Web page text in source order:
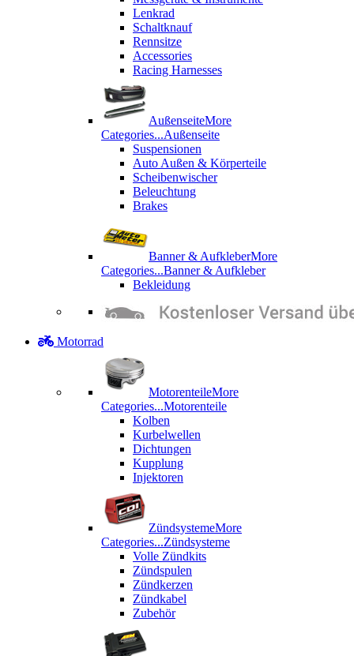
Lenkrad
Schaltknauf
Rennsitze
Accessories
Racing Harnesses
AußenseiteMore
Categories...Außenseite
Suspensionen
Auto Außen & Körperteile
Scheibenwischer
Beleuchtung
Brakes
Banner & AufkleberMore
Categories...Banner & Aufkleber
Bekleidung
Motorrad
MotorenteileMore
Categories...Motorenteile
Kolben
Kurbelwellen
Dichtungen
Kupplung
Injektoren
ZündsystemeMore
Categories...Zündsysteme
Volle Zündkits
Zündspulen
Zündkerzen
Zündkabel
Zubehör